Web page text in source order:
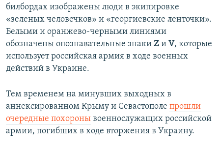
билбордах изображены люди в экипировке
«зеленых человечков» и «георгиевские ленточки».
Белыми и оранжево-черными линиями
обозначены опознавательные знаки Z и V, которые
использует российская армия в ходе военных
действий в Украине.
Тем временем на минувших выходных в
аннексированном Крыму и Севастополе прошли
очередные похороны военнослужащих российской
армии, погибших в ходе вторжения в Украину.